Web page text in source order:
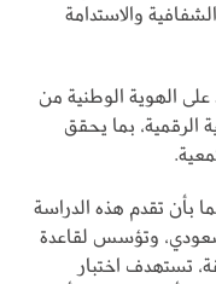
والاستدامة
على الهوية الوطنية من
الرقمية، بما يحقق
بأن تقدم هذه الدراسة
وتؤسس لقاعدة
تستهدف اختبار